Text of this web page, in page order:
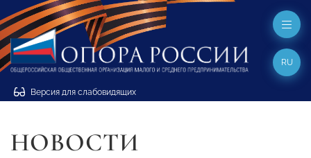
Версия для слабовидящих
RU
НОВОСТИ